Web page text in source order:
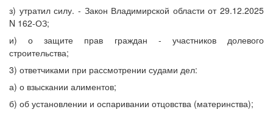
з) утратил силу. - Закон Владимирской области от 29.12.2025
N 162-ОЗ;
и) о защите прав граждан - участников долевого
строительства;
3) ответчиками при рассмотрении судами дел:
а) о взыскании алиментов;
б) об установлении и оспаривании отцовства (материнства);